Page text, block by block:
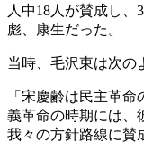
人中18人が賛成し
彪、康生だった。
当時、毛沢東は次の
「宋慶齢は民主革
義革命の時期には、
我々の方針路線に賛